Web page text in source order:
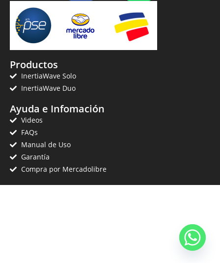
Productos
InertiaWave Solo
InertiaWave Duo
Ayuda e Infomación
Videos
FAQs
Manual de Uso
Garantía
Compra por Mercadolibre